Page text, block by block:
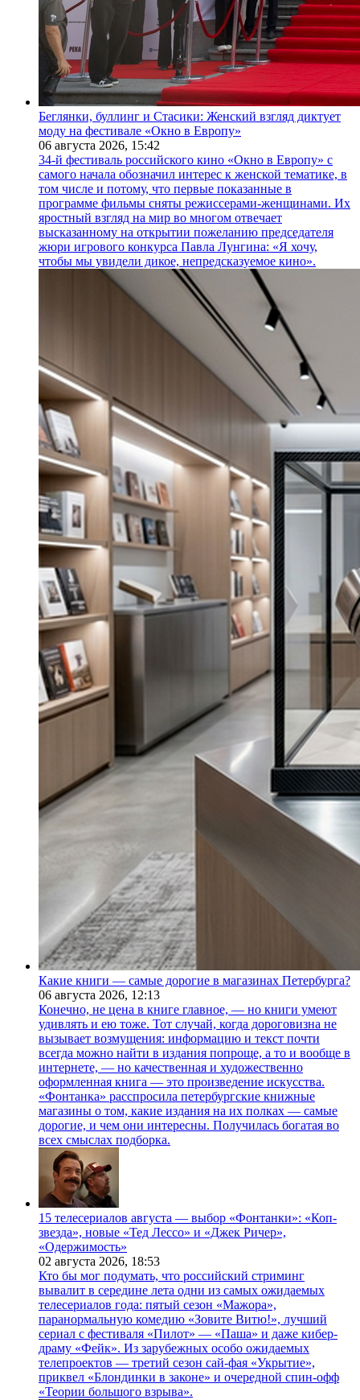
Беглянки, буллинг и Стасики: Женский взгляд диктует
моду на фестивале «Окно в Европу»
06 августа 2026, 15:42
34-й фестиваль российского кино «Окно в Европу» с
самого начала обозначил интерес к женской тематике, в
том числе и потому, что первые показанные в
программе фильмы сняты режиссерами-женщинами. Их
яростный взгляд на мир во многом отвечает
высказанному на открытии пожеланию председателя
жюри игрового конкурса Павла Лунгина: «Я хочу,
чтобы мы увидели дикое, непредсказуемое кино».
Какие книги — самые дорогие в магазинах Петербурга?
06 августа 2026, 12:13
Конечно, не цена в книге главное, — но книги умеют
удивлять и ею тоже. Тот случай, когда дороговизна не
вызывает возмущения: информацию и текст почти
всегда можно найти в издания попроще, а то и вообще в
интернете, — но качественная и художественно
оформленная книга — это произведение искусства.
«Фонтанка» расспросила петербургские книжные
магазины о том, какие издания на их полках — самые
дорогие, и чем они интересны. Получилась богатая во
всех смыслах подборка.
15 телесериалов августа — выбор «Фонтанки»: «Коп-
звезда», новые «Тед Лессо» и «Джек Ричер»,
«Одержимость»
02 августа 2026, 18:53
Кто бы мог подумать, что российский стриминг
вывалит в середине лета одни из самых ожидаемых
телесериалов года: пятый сезон «Мажора»,
паранормальную комедию «Зовите Витю!», лучший
сериал с фестиваля «Пилот» — «Паша» и даже кибер-
драму «Фейк». Из зарубежных особо ожидаемых
телепроектов — третий сезон сай-фая «Укрытие»,
приквел «Блондинки в законе» и очередной спин-офф
«Теории большого взрыва».